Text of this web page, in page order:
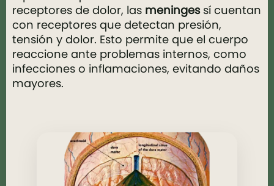
receptores de dolor, las meninges sí cuentan
con receptores que detectan presión,
tensión y dolor. Esto permite que el cuerpo
reaccione ante problemas internos, como
infecciones o inflamaciones, evitando daños
mayores.